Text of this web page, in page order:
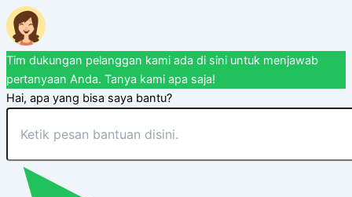
Tim dukungan pelanggan kami ada di sini untuk menjawab
pertanyaan Anda. Tanya kami apa saja!
Hai, apa yang bisa saya bantu?